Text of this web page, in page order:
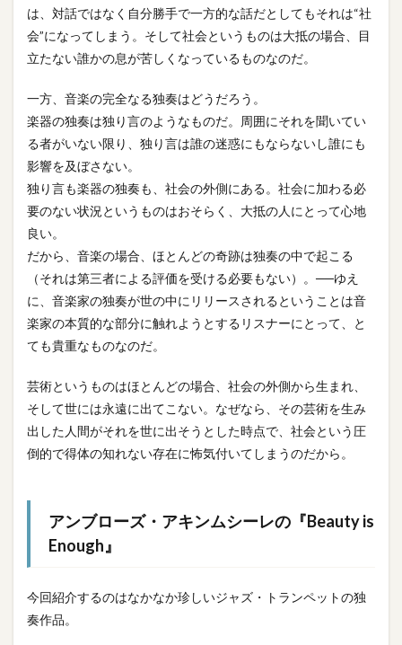
は、対話ではなく自分勝手で一方的な話だとしてもそれは“社
会”になってしまう。そして社会というものは大抵の場合、目
立たない誰かの息が苦しくなっているものなのだ。
一方、音楽の完全なる独奏はどうだろう。
楽器の独奏は独り言のようなものだ。周囲にそれを聞いてい
る者がいない限り、独り言は誰の迷惑にもならないし誰にも
影響を及ぼさない。
独り言も楽器の独奏も、社会の外側にある。社会に加わる必
要のない状況というものはおそらく、大抵の人にとって心地
良い。
だから、音楽の場合、ほとんどの奇跡は独奏の中で起こる
（それは第三者による評価を受ける必要もない）。──ゆえ
に、音楽家の独奏が世の中にリリースされるということは音
楽家の本質的な部分に触れようとするリスナーにとって、と
ても貴重なものなのだ。
芸術というものはほとんどの場合、社会の外側から生まれ、
そして世には永遠に出てこない。なぜなら、その芸術を生み
出した人間がそれを世に出そうとした時点で、社会という圧
倒的で得体の知れない存在に怖気付いてしまうのだから。
アンブローズ・アキンムシーレの『Beauty is
Enough』
今回紹介するのはなかなか珍しいジャズ・トランペットの独
奏作品。